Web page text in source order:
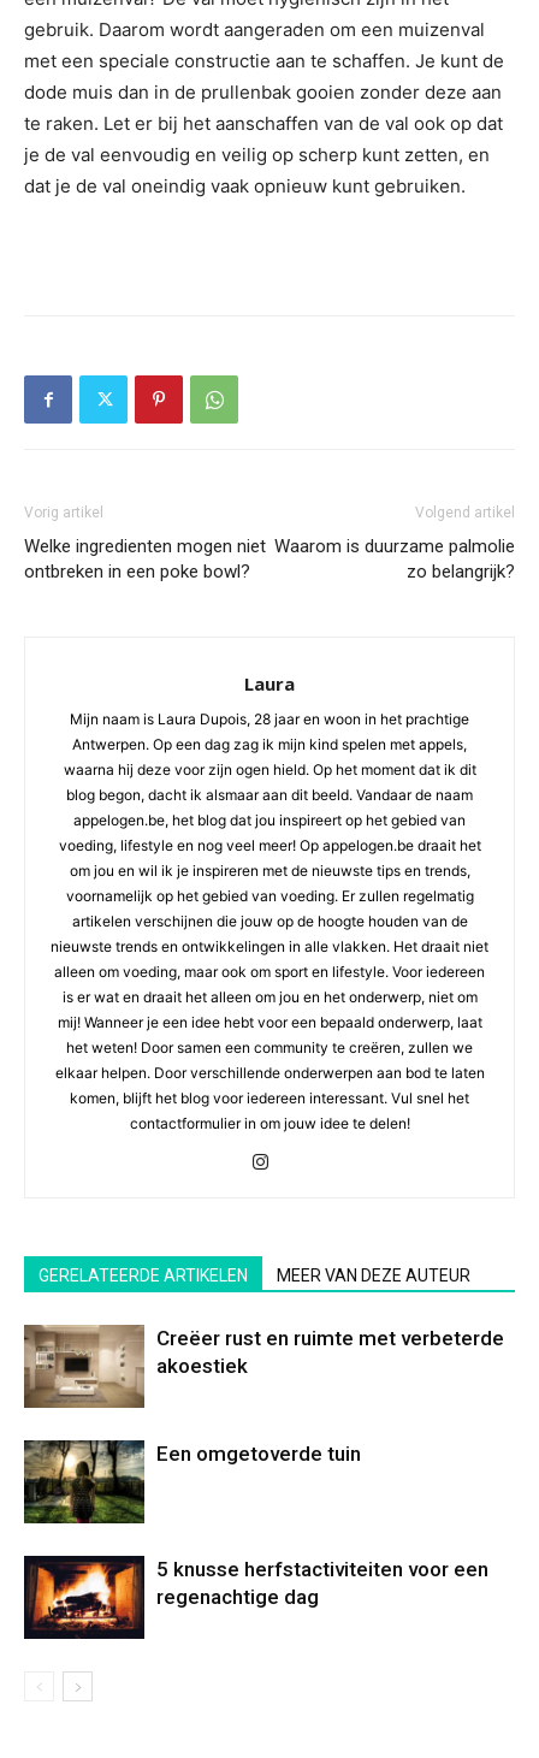
gebruik. Daarom wordt aangeraden om een muizenval
met een speciale constructie aan te schaffen. Je kunt de
dode muis dan in de prullenbak gooien zonder deze aan
te raken. Let er bij het aanschaffen van de val ook op dat
je de val eenvoudig en veilig op scherp kunt zetten, en
dat je de val oneindig vaak opnieuw kunt gebruiken.
Vorig artikel
Welke ingredienten mogen niet
ontbreken in een poke bowl?
Volgend artikel
Waarom is duurzame palmolie
zo belangrijk?
Laura
Mijn naam is Laura Dupois, 28 jaar en woon in het prachtige
Antwerpen. Op een dag zag ik mijn kind spelen met appels,
waarna hij deze voor zijn ogen hield. Op het moment dat ik dit
blog begon, dacht ik alsmaar aan dit beeld. Vandaar de naam
appelogen.be, het blog dat jou inspireert op het gebied van
voeding, lifestyle en nog veel meer! Op appelogen.be draait het
om jou en wil ik je inspireren met de nieuwste tips en trends,
voornamelijk op het gebied van voeding. Er zullen regelmatig
artikelen verschijnen die jouw op de hoogte houden van de
nieuwste trends en ontwikkelingen in alle vlakken. Het draait niet
alleen om voeding, maar ook om sport en lifestyle. Voor iedereen
is er wat en draait het alleen om jou en het onderwerp, niet om
mij! Wanneer je een idee hebt voor een bepaald onderwerp, laat
het weten! Door samen een community te creëren, zullen we
elkaar helpen. Door verschillende onderwerpen aan bod te laten
komen, blijft het blog voor iedereen interessant. Vul snel het
contactformulier in om jouw idee te delen!
GERELATEERDE ARTIKELEN MEER VAN DEZE AUTEUR
Creëer rust en ruimte met verbeterde
akoestiek
Een omgetoverde tuin
5 knusse herfstactiviteiten voor een
regenachtige dag